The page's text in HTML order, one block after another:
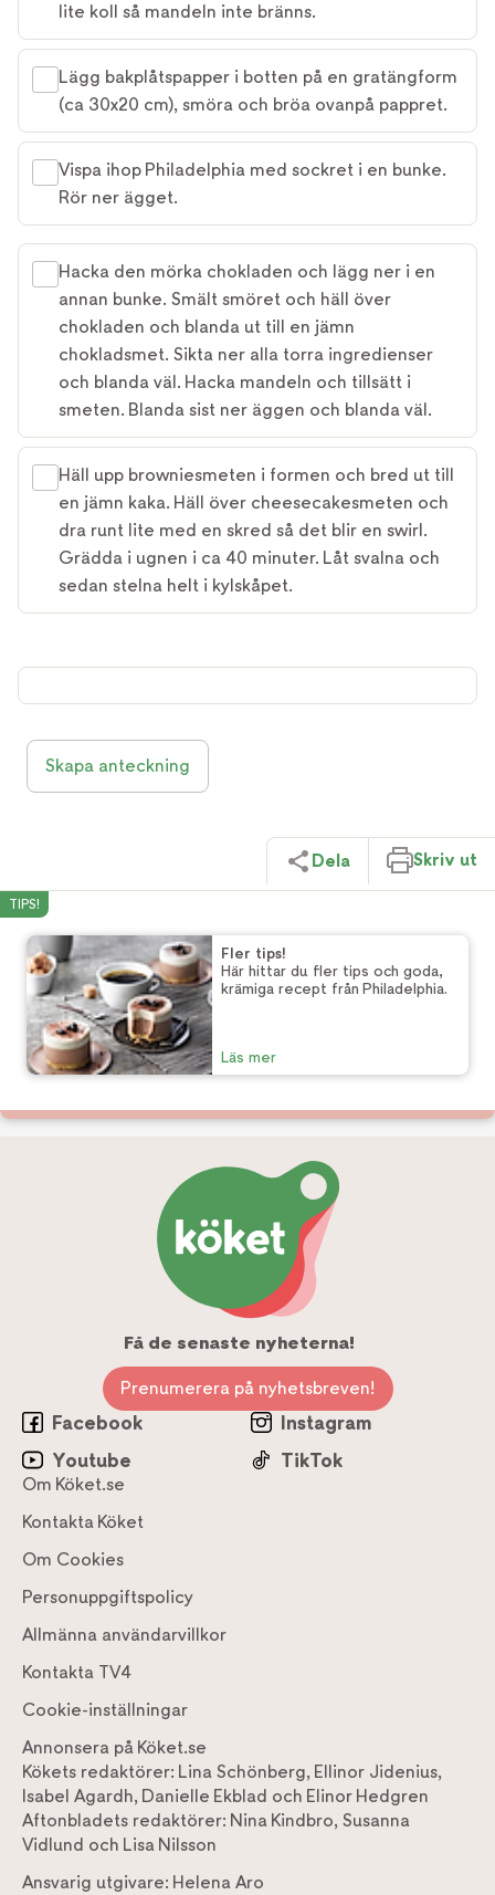
lite koll så mandeln inte bränns.
Lägg bakplåtspapper i botten på en gratängform
(ca 30x20 cm), smöra och bröa ovanpå pappret.
Vispa ihop Philadelphia med sockret i en bunke.
Rör ner ägget.
Hacka den mörka chokladen och lägg ner i en
annan bunke. Smält smöret och häll över
chokladen och blanda ut till en jämn
chokladsmet. Sikta ner alla torra ingredienser
och blanda väl. Hacka mandeln och tillsätt i
smeten. Blanda sist ner äggen och blanda väl.
Häll upp browniesmeten i formen och bred ut till
en jämn kaka. Häll över cheesecakesmeten och
dra runt lite med en skred så det blir en swirl.
Grädda i ugnen i ca 40 minuter. Låt svalna och
sedan stelna helt i kylskåpet.
Skapa anteckning
Dela Skriv ut
TIPS!
Fler tips!
Här hittar du fler tips och goda,
krämiga recept från Philadelphia.
Läs mer
Få de senaste nyheterna!
Prenumerera på nyhetsbreven!
Facebook
Instagram
Youtube
TikTok
Om Köket.se
Kontakta Köket
Om Cookies
Personuppgiftspolicy
Allmänna användarvillkor
Kontakta TV4
Cookie-inställningar
Annonsera på Köket.se
Kökets redaktörer: Lina Schönberg, Ellinor Jidenius,
Isabel Agardh, Danielle Ekblad och Elinor Hedgren
Aftonbladets redaktörer: Nina Kindbro, Susanna
Vidlund och Lisa Nilsson
Ansvarig utgivare: Helena Aro